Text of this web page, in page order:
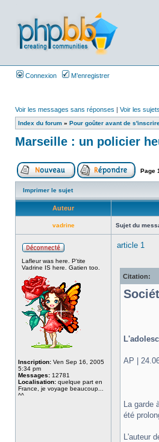
Connexion M’enregistrer
Voir les messages sans réponses | Voir les
Index du forum » Pour goûter avant de
Marseille : un policier
Page 1
Imprimer le sujet
Auteur
vadrine Sujet du
Lafleur was here. P'tite
Vadrine IS here. Gatien too.
Inscription: Ven Sep 16, 2005
5:34 pm
Messages: 12781
Localisation: quelque part en
France, je voyage beaucoup...
^^
article 1
Citation:
AP |
La garde
été
L'auteur